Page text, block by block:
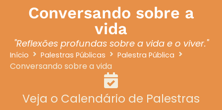
Conversando sobre a
vida
"Reflexões profundas sobre a vida e o viver."
Início Palestras Públicas Palestra Pública
Conversando sobre a vida
Veja o Calendário de Palestras